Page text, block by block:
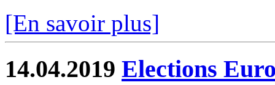
[En savoir plus]
14.04.2019 Elections